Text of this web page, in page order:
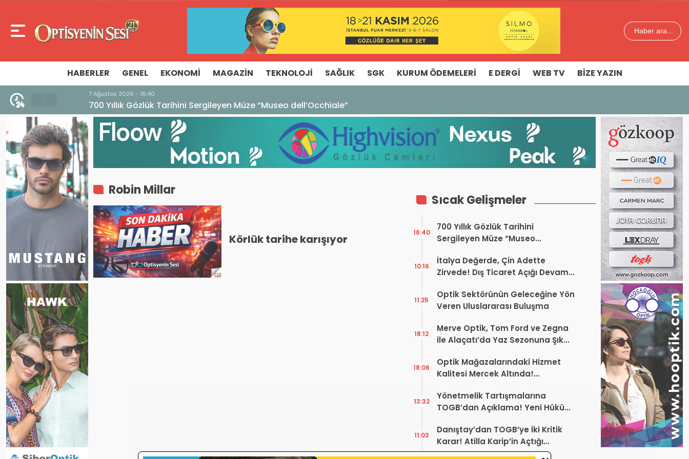
Haber ara...
HABERLER GENEL EKONOMI MAGAZIN TEKNOLOJI SAĞLIK SGK KURUM ÖDEMELERI E DERGI WEB TV BIZE YAZIN
7 Ağustos 2026 - 16:40
700 Yıllık Gözlük Tarihini Sergileyen Müze “Museo dell’Occhiale”
Robin Millar
Körlük tarihe karışıyor
Sıcak Gelişmeler
700 Yıllık Gözlük Tarihini
Sergileyen Müze “Museo
16:40
İtalya Değerde, Çin Adette
Zirvede! Dış Ticaret Açığı Devam
10:16
Optik Sektörünün Geleceğine Yön
Veren Uluslararası Buluşma
11:25
Merve Optik, Tom Ford ve Zegna
ile Alaçatı’da Yaz Sezonuna Şık
18:12
Optik Mağazalarındaki Hizmet
Kalitesi Mercek Altında!
Şekillendirebilir
18:06
Yönetmelik Tartışmalarına
TOGB’dan Açıklama! Yeni Hüküm
13:32
Danıştay’dan TOGB’ye İki Kritik
Karar! Atilla Karip’in Açtığı
Davalarda Yürütmeyi Durdurma
11:03